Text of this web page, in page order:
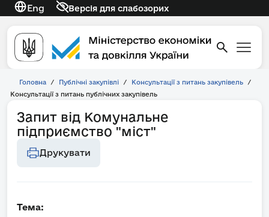
Eng Версія для слабозорих
Головна / Публічні закупівлі / Консультації з питань закупівель
/
Консультації з питань публічних закупівель
Запит від Комунальне
підприємство "міст"
Друкувати
Тема: